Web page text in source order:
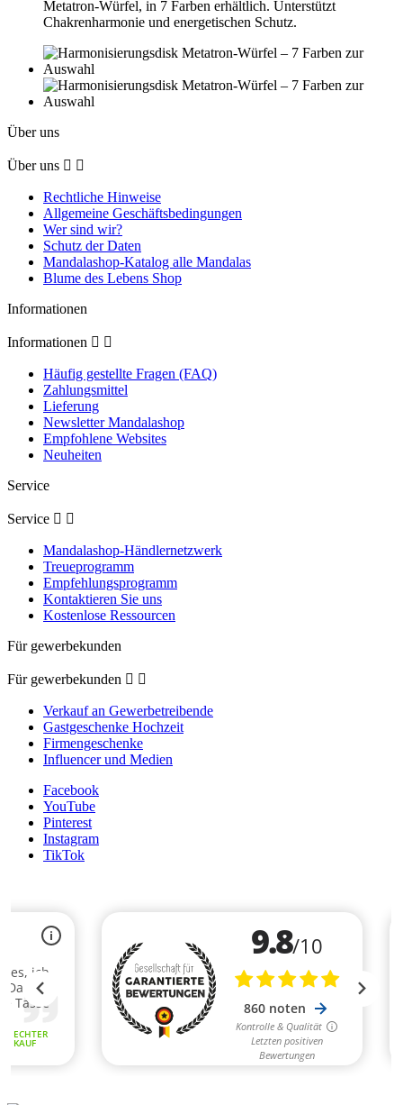
Metatron-Würfel, in 7 Farben erhältlich. Unterstützt
Chakrenharmonie und energetischen Schutz.
Über uns
Über uns  
Rechtliche Hinweise
Allgemeine Geschäftsbedingungen
Wer sind wir?
Schutz der Daten
Mandalashop-Katalog alle Mandalas
Blume des Lebens Shop
Informationen
Informationen  
Häufig gestellte Fragen (FAQ)
Zahlungsmittel
Lieferung
Newsletter Mandalashop
Empfohlene Websites
Neuheiten
Service
Service  
Mandalashop-Händlernetzwerk
Treueprogramm
Empfehlungsprogramm
Kontaktieren Sie uns
Kostenlose Ressourcen
Für gewerbekunden
Für gewerbekunden  
Verkauf an Gewerbetreibende
Gastgeschenke Hochzeit
Firmengeschenke
Influencer und Medien
Facebook
YouTube
Pinterest
Instagram
TikTok